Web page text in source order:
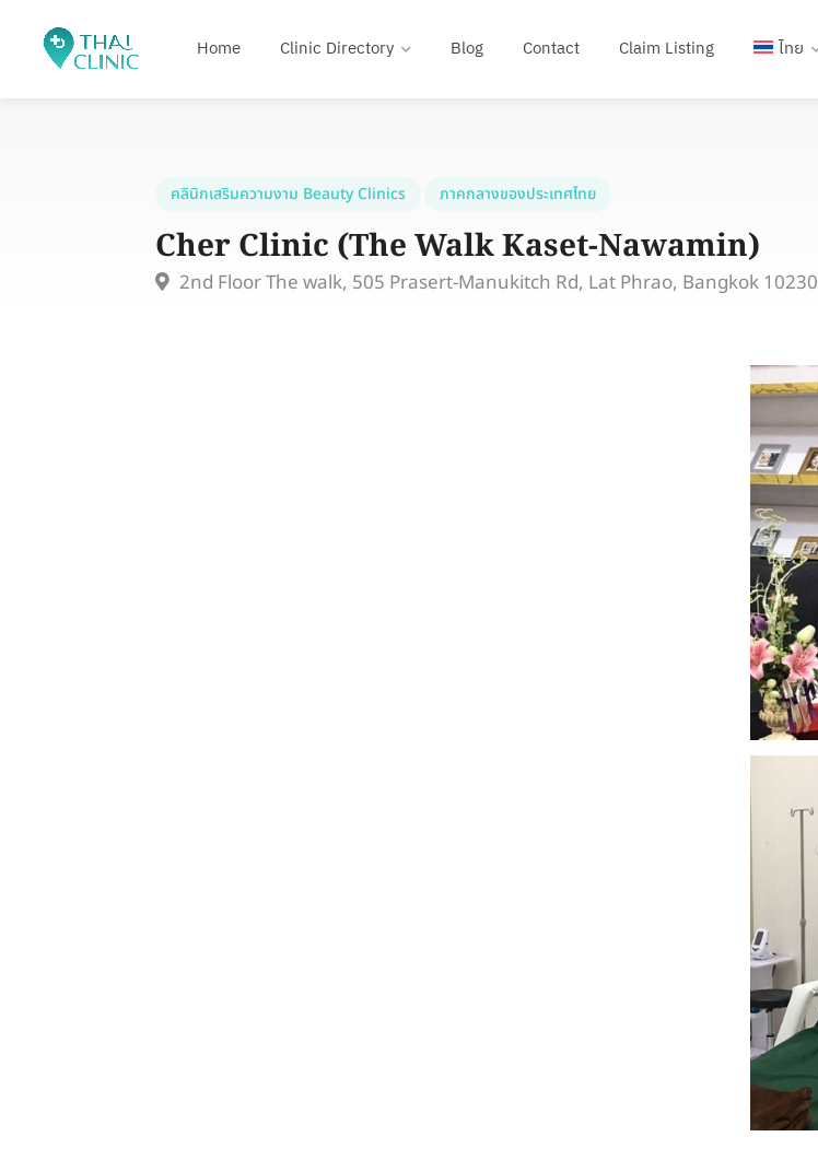
Home Clinic Directory Blog Contact Claim Listing ไทย
คลินิกเสริมความงาม Beauty Clinics ภาคกลางของประเทศไทย
Cher Clinic (The Walk Kaset-Nawamin)
2nd Floor The walk, 505 Prasert-Manukitch Rd, Lat Phrao, Bangkok 10230